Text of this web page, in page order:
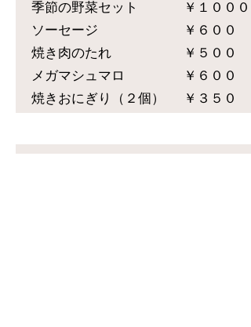
季節の野菜セット
​ソーセージ
焼き肉のたれ
メガマシュマロ
焼きおにぎり（２個）
￥１０００
￥６００
​￥５００
￥６００
​￥３５０